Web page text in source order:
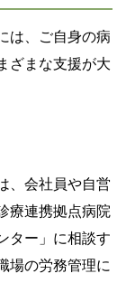
は、ご自身の病
ざまな支援が大
、会社員や自営
療連携拠点病院
ター」に相談す
場の労務管理に